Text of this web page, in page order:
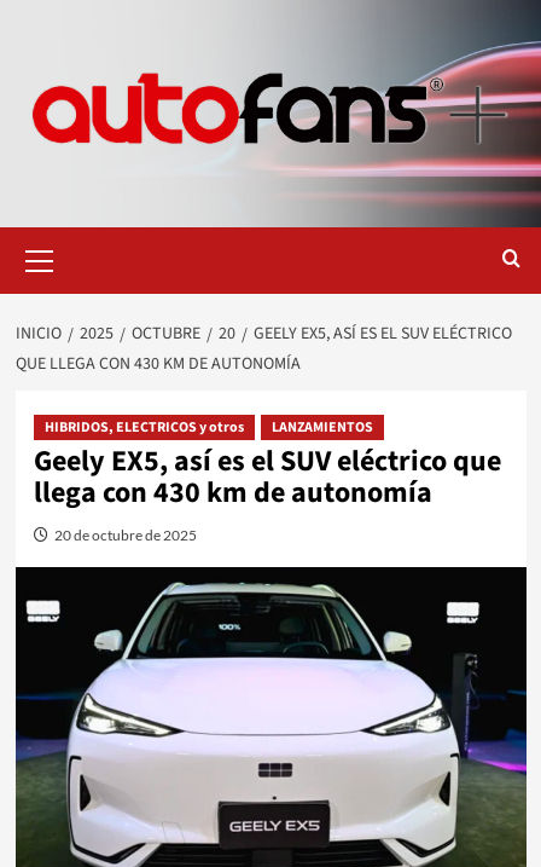
primario
INICIO 2025 OCTUBRE 20
GEELY EX5, ASÍ ES EL SUV ELÉCTRICO
QUE LLEGA CON 430 KM DE AUTONOMÍA
HIBRIDOS, ELECTRICOS y otros LANZAMIENTOS
Geely EX5, así es el SUV eléctrico que
llega con 430 km de autonomía
20 de octubre de 2025